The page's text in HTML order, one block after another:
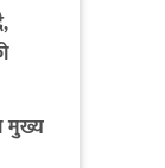
मुख्य